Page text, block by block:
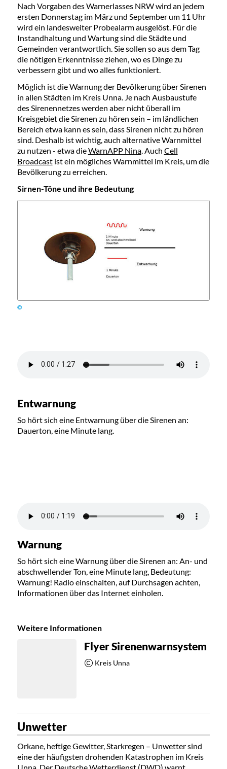
Nach Vorgaben des Warnerlasses NRW wird an jedem
ersten Donnerstag im März und September um 11 Uhr
wird ein landesweiter Probealarm ausgelöst. Für die
Instandhaltung und Wartung sind die Städte und
Gemeinden verantwortlich. Sie sollen so aus dem Tag
die nötigen Erkenntnisse ziehen, wo es Dinge zu
verbessern gibt und wo alles funktioniert.
Möglich ist die Warnung der Bevölkerung über Sirenen
in allen Städten im Kreis Unna. Je nach Ausbaustufe
des Sirenennetzes werden aber nicht überall im
Kreisgebiet die Sirenen zu hören sein – im ländlichen
Bereich etwa kann es sein, dass Sirenen nicht zu hören
sind. Deshalb ist wichtig, auch alternative Warnmittel
zu nutzen - etwa dieWarnAPP Nina. Auch Cell
Broadcastist ein mögliches Warnmittel im Kreis, um die
Bevölkerung zu erreichen.
Sirnen-Töne und ihre Bedeutung
©
Entwarnung
So hört sich eine Entwarnung über die Sirenen an:
Dauerton, eine Minute lang.
Warnung
So hört sich eine Warnung über die Sirenen an: An- und
abschwellender Ton, eine Minute lang, Bedeutung:
Warnung! Radio einschalten, auf Durchsagen achten,
Informationen über das Internet einholen.
Weitere Informationen
Flyer Sirenenwarnsystem
Kreis Unna
Unwetter
Orkane, heftige Gewitter, Starkregen – Unwetter sind
eine der häufigsten drohenden Katastrophen im Kreis